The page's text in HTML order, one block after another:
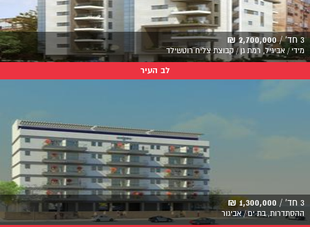
3 חד' / 2,700,000 ₪
מידי / אביגיל, רמת גן / קבוצת צליח רוטשילד
לב העיר
3 חד' / 1,300,000 ₪
ההסתדרות, בת ים / אביגור